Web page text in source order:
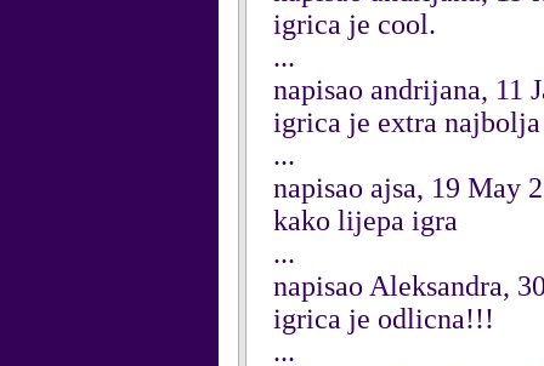
igrica je cool.
...
napisao andrijana, 11
igrica je extra
...
napisao ajsa, 19 May
kako lijepa igra
...
napisao Aleksandra,
igrica je odlicna!!!
...